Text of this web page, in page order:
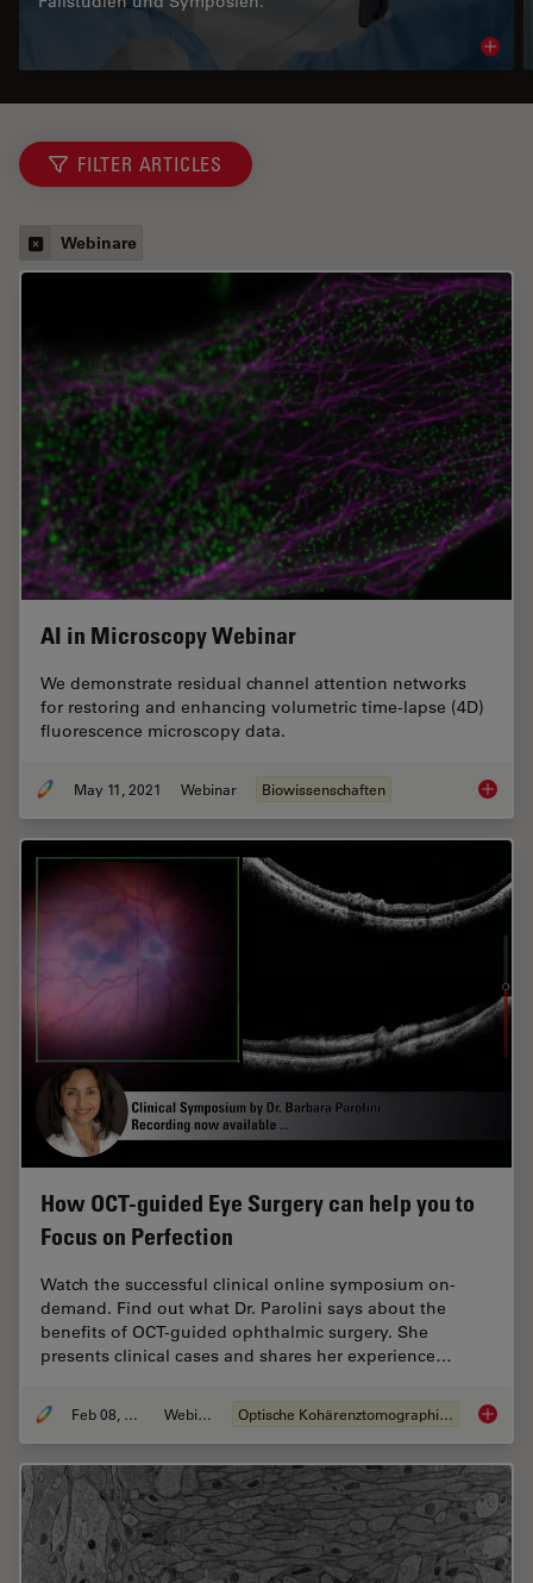
FILTER ARTICLES
Webinare
AI in Microscopy Webinar
We demonstrate residual channel attention networks
for restoring and enhancing volumetric time-lapse (4D)
fluorescence microscopy data.
May 11, 2021 Webinar Biowissenschaften AI in
How OCT-guided Eye Surgery can help you to
Focus on Perfection
Watch the successful clinical online symposium on-
demand. Find out what Dr. Parolini says about the
benefits of OCT-guided ophthalmic surgery. She
presents clinical cases and shares her experience…
Feb 08, 2021 Webinar Optische Kohärenztomographie (OCT) How